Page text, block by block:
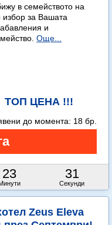
в семейството на
за Вашата
и
Още...
ТОП ЦЕНА !!!
23 30
Секунди
до момента: 18 бр.
Zeus Eleva